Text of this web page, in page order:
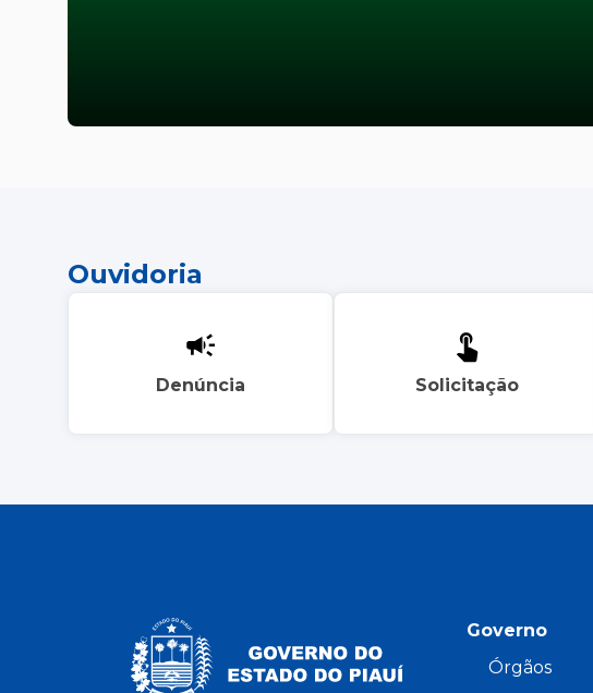
Ouvidoria
Denúncia Solicitação
Governo
Órgãos